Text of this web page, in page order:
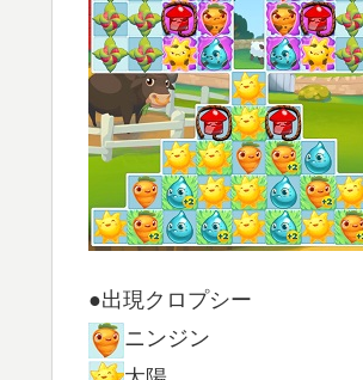
●出現クロプシー
ニンジン